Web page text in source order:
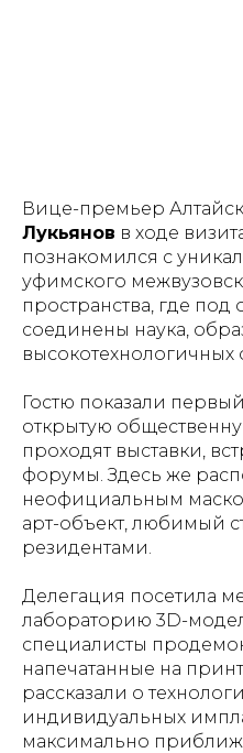
Вице-премьер
Лукьянов в ходе
познакомился с
уфимского
пространства, где
соединены наука,
высокотехнологичных
Гостю показали
открытую
проходят выставки,
форумы. Здесь же
неофициальным
арт-объект, любимый
резидентами.
Делегация посетила
лабораторию 3D-
специалисты
напечатанные на
рассказали о
индивидуальных
максимально